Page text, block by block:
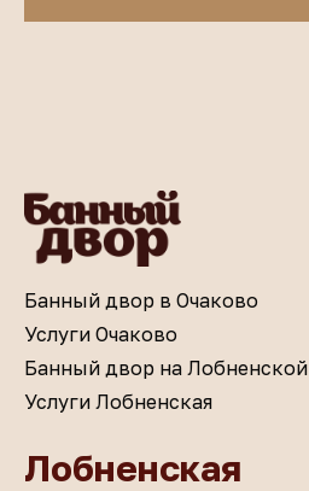
Банный двор в Очаково
Банный двор на Лобненской
Лобненская
Услуги Очаково
Услуги Лобненская